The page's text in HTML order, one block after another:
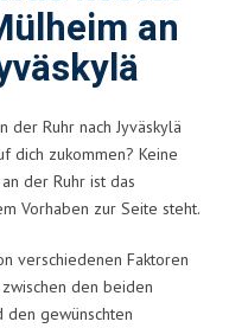
an
der Ruhr nach Jyväskylä
dich zukommen? Keine
der Ruhr ist das
Vorhaben zur Seite steht.
verschiedenen Faktoren
den beiden
den gewünschten